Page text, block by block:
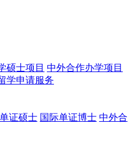
硕士项目 中外合作办学项目
学申请服务
证硕士 国际单证博士 中外合